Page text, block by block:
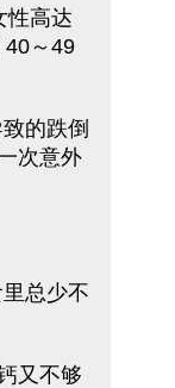
性高达
40～49
的跌倒
次意外
总少不
又不够